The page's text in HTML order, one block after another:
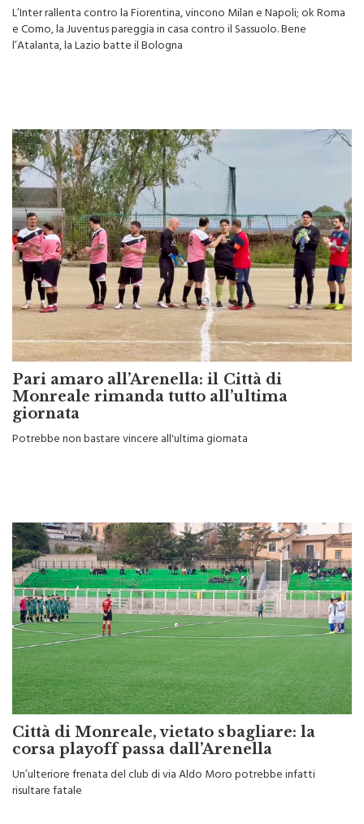
risultati, classifica e prossimo turno￼
L’Inter rallenta contro la Fiorentina, vincono Milan e Napoli; ok Roma
e Como, la Juventus pareggia in casa contro il Sassuolo. Bene
Pari amaro all’Arenella: il Città di
Monreale rimanda tutto all’ultima
giornata
Città di Monreale, vietato sbagliare: la
corsa playoff passa dall’Arenella
Un’ulteriore frenata del club di via Aldo Moro potrebbe infatti